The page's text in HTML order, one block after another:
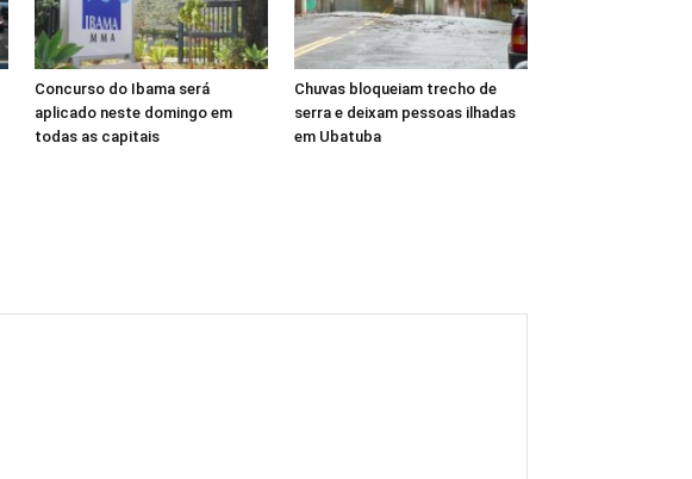
Concurso do Ibama será
aplicado neste domingo em
todas as capitais
Chuvas bloqueiam trecho de
serra e deixam pessoas ilhadas
em Ubatuba